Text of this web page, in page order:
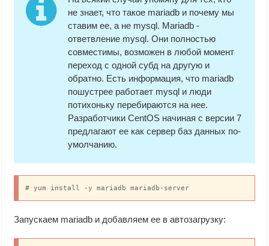
не знает, что такое mariadb и почему мы
ставим ее, а не mysql. Mariadb -
ответвление mysql. Они полностью
совместимы, возможен в любой момент
переход с одной субд на другую и
обратно. Есть информация, что mariadb
пошустрее работает mysql и люди
потихоньку перебираются на нее.
Разработчики CentOS начиная с версии 7
предлагают ее как сервер баз данных по-
умолчанию.
# yum install -y mariadb mariadb-server
Запускаем mariadb и добавляем ее в автозагрузку: